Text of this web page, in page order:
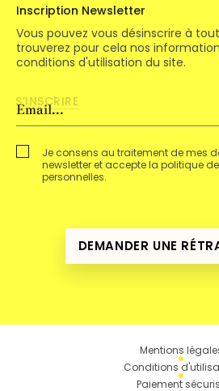
Inscription Newsletter
Vous pouvez vous désinscrire à
trouverez pour cela nos
conditions d'utilisation du site.
Je consens au traitement de mes
newsletter et accepte la politique
personnelles.
DEMANDER UNE
Mentions
Conditions
Paiement